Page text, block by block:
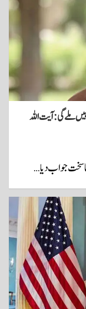
ملے گی: آیت اللہ
سخت جواب دیا…